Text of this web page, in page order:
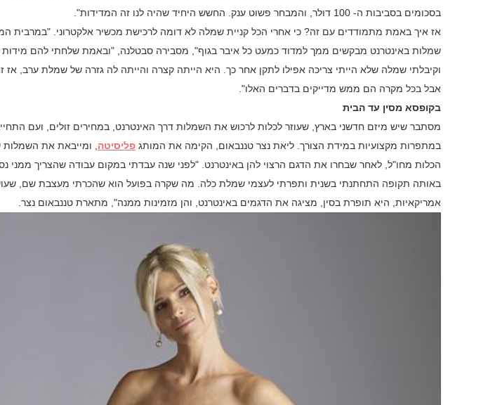
בסכומים בסביבות ה- 100 דולר, והמבחר פשוט ענק. החשש היחיד שהיה לנו זה המדידות".
אז איך באמת מתמודדים עם זה? כי אחרי הכל קניית שמלה לא דומה לרכישת מכשיר אלקטרוני. "במרבית
שמלות באינטרנט מבקשים ממך למדוד כמעט כל איבר בגוף", מסבירה סבטלנה, "ובאמת שלחתי להם מידות
וקיבלתי שמלה שלא הייתי צריכה אפילו לתקן אחר כך. היא הייתה קצרה והייתה לה גזרה של שמלת ערב, אז
אבל בכל מקרה הם ממש מדייקים בדברים האלו".
בקופסא מסין עד הבית
מסתבר שיש מיזם חדשני בארץ, שעוזר לכלות לרכוש את השמלות דרך האינטרנט, במחירים זולים, ועם
במתפרות מקצועיות במידת הצורך. ליאת נצר טננבאום, הקימה את המותגפליסיטה , ומייבאת את
הכלות מחו"ל, לאחר שבחרו את הדגם הרצוי להן באינטרנט. "לפני שנה עבדתי במקום עבודה שהצריך ממני
באותה תקופה התחתנתי בשנית ותפרתי לעצמי שמלת כלה. מה שקרה בפועל הוא שהכרתי מעצבת שם,
אמריקאיות, היא תופרת בסין, מציגה את הדגמים באינטרנט, והן מזמינות ממנה", מתארת טננבאום נצר.